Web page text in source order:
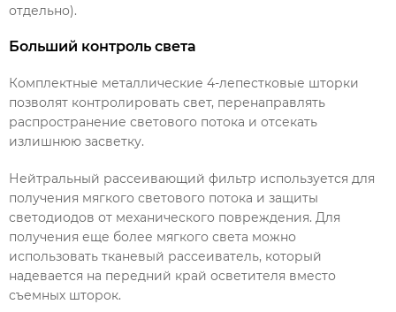
отдельно).
Больший контроль света
Комплектные металлические 4-лепестковые шторки
позволят контролировать свет, перенаправлять
распространение светового потока и отсекать
излишнюю засветку.
Нейтральный рассеивающий фильтр используется для
получения мягкого светового потока и защиты
светодиодов от механического повреждения. Для
получения еще более мягкого света можно
использовать тканевый рассеиватель, который
надевается на передний край осветителя вместо
съемных шторок.